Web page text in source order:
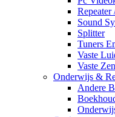
Repeater
Sound
Splitter
Tuners
Vaste
Vaste
Onderwijs &
Andere